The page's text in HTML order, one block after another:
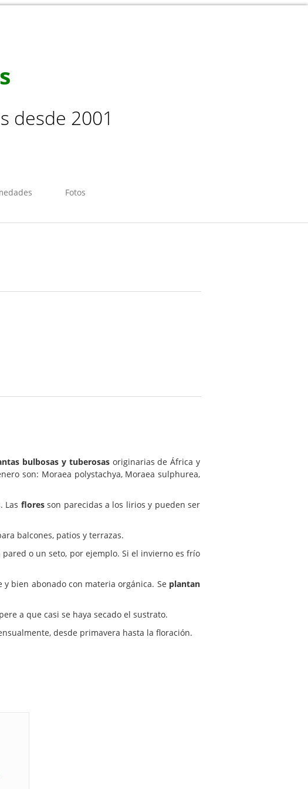
desde 2001
Fotos
bulbosas y tuberosasoriginarias de África y
son: Moraea polystachya, Moraea sulphurea,
Las floresson parecidas a los lirios y pueden ser
balcones, patios y terrazas.
o un seto, por ejemplo. Si el invierno es frío
bien abonado con materia orgánica. Se plantan
a que casi se haya secado el sustrato.
desde primavera hasta la floración.